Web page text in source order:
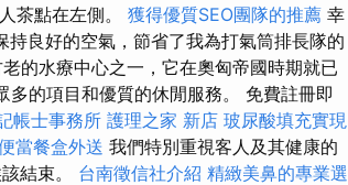
茶點在左側。 獲得優質SEO團隊的推薦 幸
持良好的空氣，節省了我為打氣筒排長隊的
的水療中心之一，它在奧匈帝國時期就已
的項目和優質的休閒服務。 免費註冊即
帳士事務所 護理之家 新店 玻尿酸填充實現
當餐盒外送 我們特別重視客人及其健康的
結束。 台南徵信社介紹 精緻美鼻的專業選